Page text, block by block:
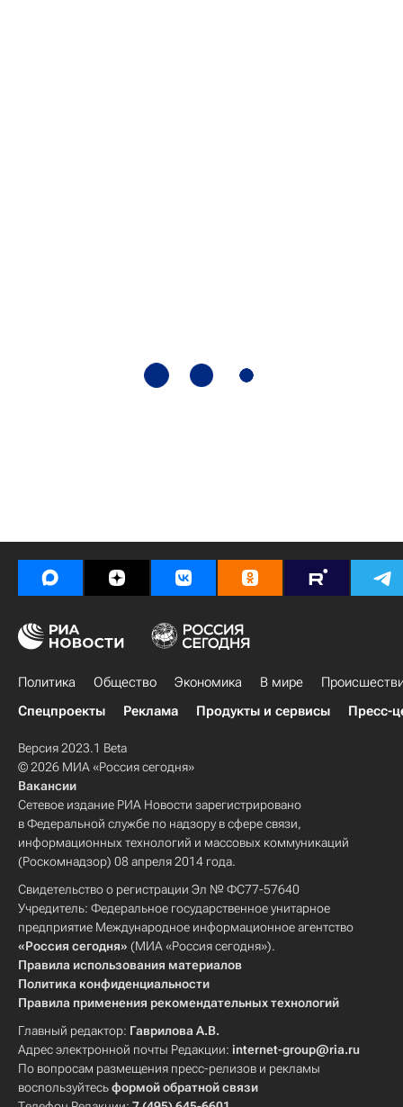
Политика Общество Экономика В мире
Спецпроекты
Реклама Продукты и сервисы Пресс-
Версия 2023.1 Beta
© 2026 МИА «Россия сегодня»
Вакансии
Сетевое издание РИА Новости зарегистрировано
в Федеральной службе по надзору в сфере связи,
информационных технологий и массовых коммуникаций
(Роскомнадзор) 08 апреля 2014 года.
Свидетельство о регистрации Эл № ФС77-57640
Учредитель: Федеральное государственное унитарное
предприятие Международное информационное агентство
«Россия сегодня» (МИА «Россия сегодня»).
Правила использования материалов
Политика конфиденциальности
Правила применения рекомендательных технологий
Главный редактор: Гаврилова А.В.
Адрес электронной почты Редакции: internet-group@ria.ru
По вопросам размещения пресс-релизов и рекламы
воспользуйтесьформой обратной связи